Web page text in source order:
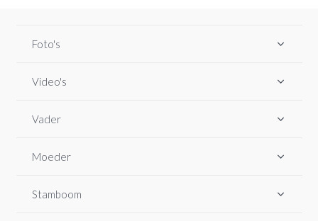
Foto's
Video's
Vader
Moeder
Stamboom